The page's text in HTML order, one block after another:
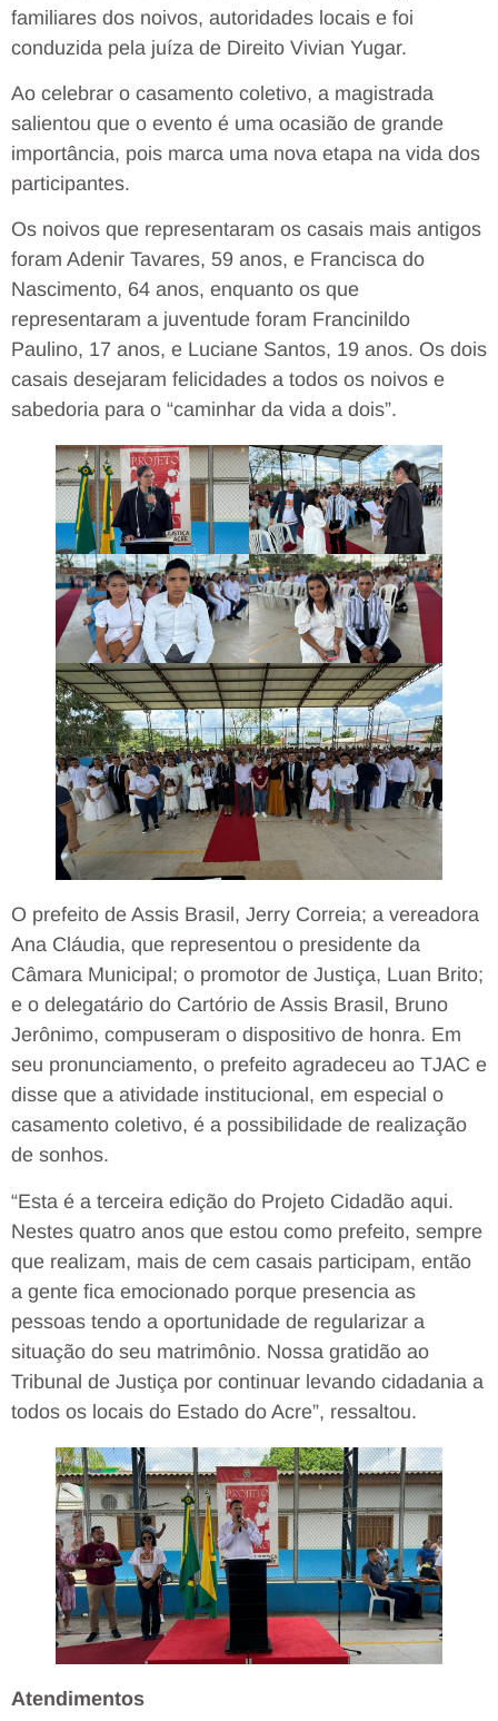
familiares dos noivos, autoridades locais e foi
conduzida pela juíza de Direito Vivian Yugar.
Ao celebrar o casamento coletivo, a magistrada
salientou que o evento é uma ocasião de grande
importância, pois marca uma nova etapa na vida dos
participantes.
Os noivos que representaram os casais mais antigos
foram Adenir Tavares, 59 anos, e Francisca do
Nascimento, 64 anos, enquanto os que
representaram a juventude foram Francinildo
Paulino, 17 anos, e Luciane Santos, 19 anos. Os dois
casais desejaram felicidades a todos os noivos e
sabedoria para o “caminhar da vida a dois”.
O prefeito de Assis Brasil, Jerry Correia; a vereadora
Ana Cláudia, que representou o presidente da
Câmara Municipal; o promotor de Justiça, Luan Brito;
e o delegatário do Cartório de Assis Brasil, Bruno
Jerônimo, compuseram o dispositivo de honra. Em
seu pronunciamento, o prefeito agradeceu ao TJAC e
disse que a atividade institucional, em especial o
casamento coletivo, é a possibilidade de realização
de sonhos.
“Esta é a terceira edição do Projeto Cidadão aqui.
Nestes quatro anos que estou como prefeito, sempre
que realizam, mais de cem casais participam, então
a gente fica emocionado porque presencia as
pessoas tendo a oportunidade de regularizar a
situação do seu matrimônio. Nossa gratidão ao
Tribunal de Justiça por continuar levando cidadania a
todos os locais do Estado do Acre”, ressaltou.
Atendimentos